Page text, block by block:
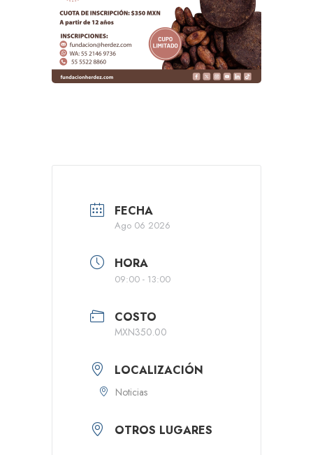
FECHA
Ago 06 2026
HORA
09:00 - 13:00
COSTO
MXN350.00
LOCALIZACIÓN
Noticias
OTROS LUGARES